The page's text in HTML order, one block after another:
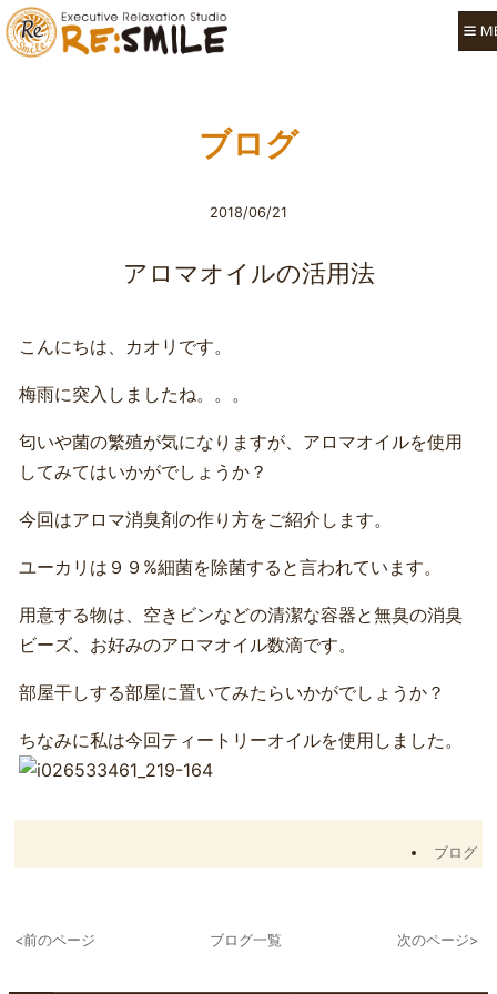
ブログ
2018/06/21
アロマオイルの活用法
こんにちは、カオリです。
梅雨に突入しましたね。。。
匂いや菌の繁殖が気になりますが、アロマオイルを使用
してみてはいかがでしょうか？
今回はアロマ消臭剤の作り方をご紹介します。
ユーカリは９９%細菌を除菌すると言われています。
用意する物は、空きビンなどの清潔な容器と無臭の消臭
ビーズ、お好みのアロマオイル数滴です。
部屋干しする部屋に置いてみたらいかがでしょうか？
ちなみに私は今回ティートリーオイルを使用しました。
ブログ
<前のページ ブログ一覧 次のページ>